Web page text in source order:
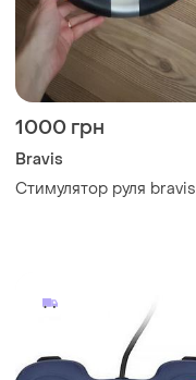
1000 грн
Bravis
Стимулятор руля bravis